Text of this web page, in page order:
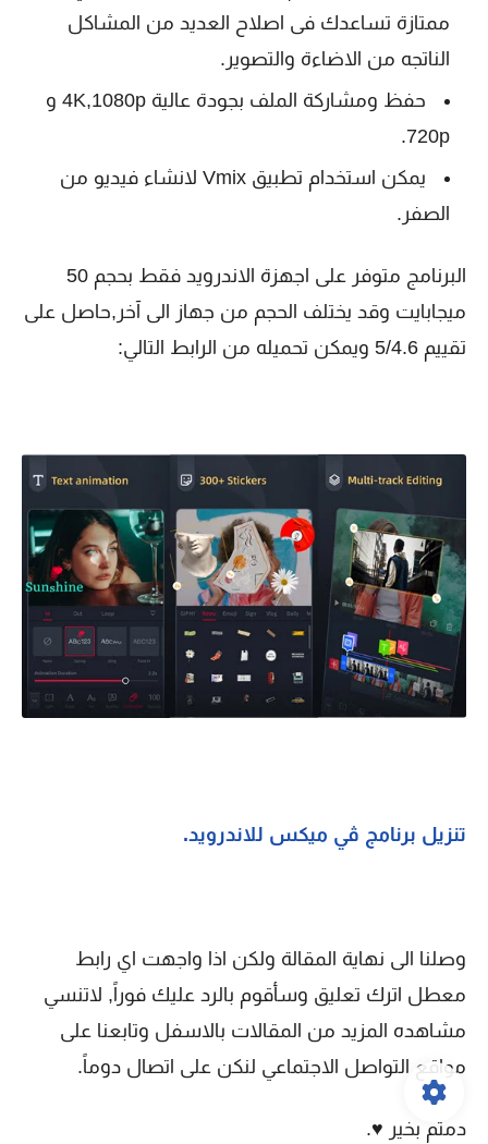
ممتازة تساعدك فى اصلاح العديد من المشاكل
الناتجه من الاضاءة والتصوير.
حفظ ومشاركة الملف بجودة عالية 4K,1080p و
720p.
يمكن استخدام تطبيق Vmix لانشاء فيديو من
الصفر.
البرنامج متوفر على اجهزة الاندرويد فقط بحجم 50
ميجابايت وقد يختلف الحجم من جهاز الى آخر,حاصل على
تقييم 5/4.6 ويمكن تحميله من الرابط التالي:
تنزيل برنامج ڤي ميكس للاندرويد.
وصلنا الى نهاية المقالة ولكن اذا واجهت اي رابط
معطل اترك تعليق وسأقوم بالرد عليك فوراً, لاتنسي
مشاهده المزيد من المقالات بالاسفل وتابعنا على
مواقع التواصل الاجتماعي لنكن على اتصال دوماً.
دمتم بخير ♥.